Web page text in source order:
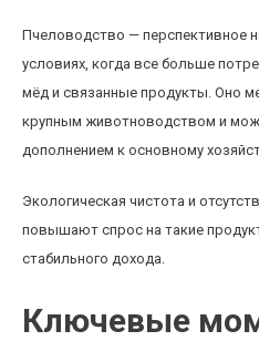
Пчеловодство — перспективное
условиях, когда все больше
мёд и связанные продукты. Оно
крупным животноводством и
дополнением к основному
Экологическая чистота и
повышают спрос на такие
стабильного дохода.
Ключевые